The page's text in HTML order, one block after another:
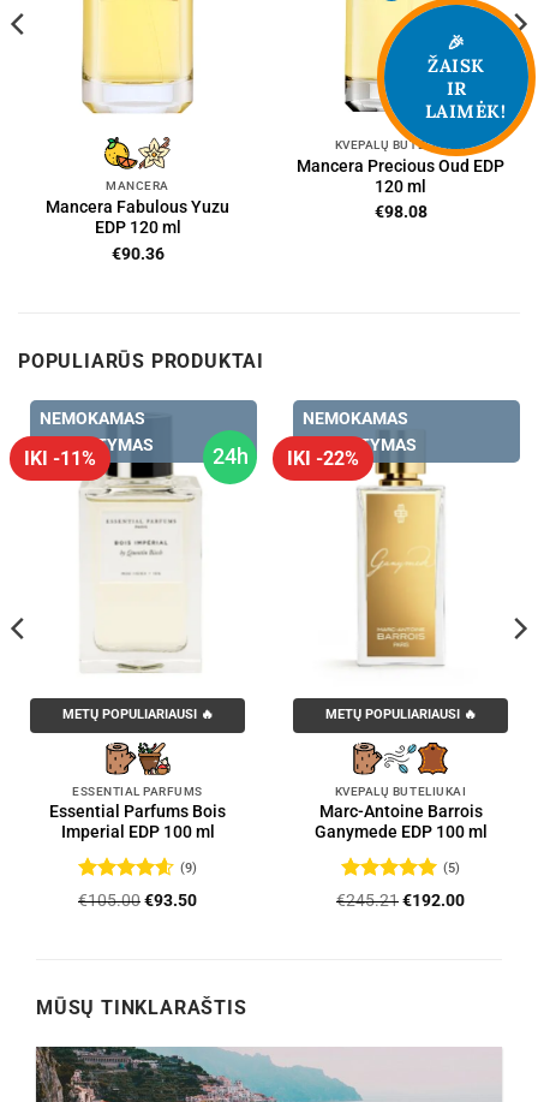
MANCERA
Mancera Fabulous Yuzu
EDP 120 ml
€90.36
KVEPALŲ BUTELIUKAI
Mancera Precious Oud EDP
120 ml
€98.08
POPULIARŪS PRODUKTAI
24h
IKI -11%
NEMOKAMAS
PRISTATYMAS
METŲ POPULIARIAUSI 🔥
ESSENTIAL PARFUMS
Essential Parfums Bois
Imperial EDP 100 ml
Įvertinimas:
(9)
€105.00Original
€93.50Current
IKI -22%
NEMOKAMAS
PRISTATYMAS
METŲ POPULIARIAUSI 🔥
KVEPALŲ BUTELIUKAI
Marc-Antoine Barrois
Ganymede EDP 100 ml
Įvertinimas:
(5)
€245.21Original
€192.00Current
MŪSŲ TINKLARAŠTIS
🎉
ŽAISK
IR
LAIMĖK!